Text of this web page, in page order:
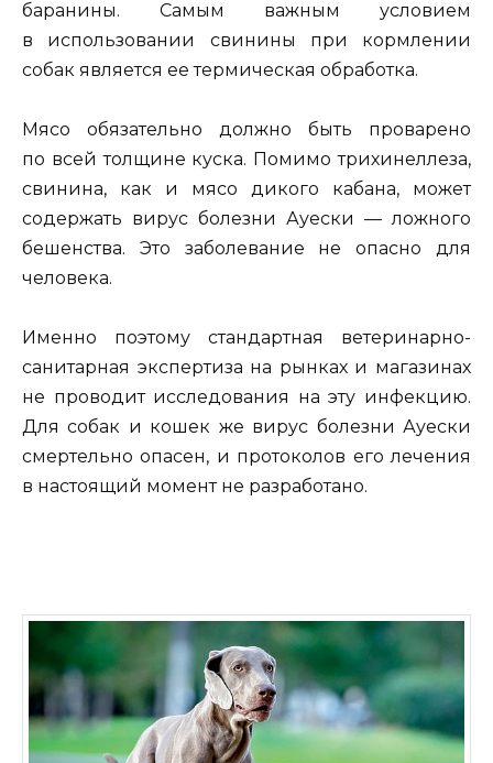
баранины. Самым важным условием
в использовании свинины при кормлении
собак является ее термическая обработка.
Мясо обязательно должно быть проварено
по всей толщине куска. Помимо трихинеллеза,
свинина, как и мясо дикого кабана, может
содержать вирус болезни Ауески — ложного
бешенства. Это заболевание не опасно для
человека.
Именно поэтому стандартная ветеринарно-
санитарная экспертиза на рынках и магазинах
не проводит исследования на эту инфекцию.
Для собак и кошек же вирус болезни Ауески
смертельно опасен, и протоколов его лечения
в настоящий момент не разработано.